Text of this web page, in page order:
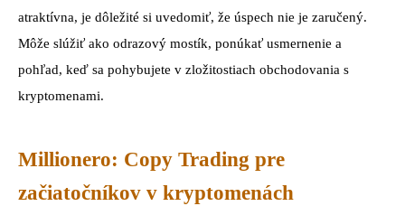
atraktívna, je dôležité si uvedomiť, že úspech nie je zaručený.
Môže slúžiť ako odrazový mostík, ponúkať usmernenie a
pohľad, keď sa pohybujete v zložitostiach obchodovania s
kryptomenami.
Millionero: Copy Trading pre
začiatočníkov v kryptomenách